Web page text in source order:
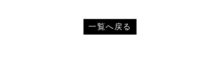
一覧へ戻る